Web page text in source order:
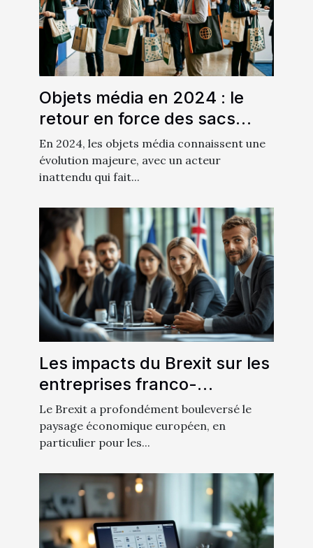
Objets média en 2024 : le
retour en force des sacs
dans la stratégie
événementielle
En 2024, les objets média connaissent une
évolution majeure, avec un acteur
inattendu qui fait...
Les impacts du Brexit sur les
entreprises franco-
britanniques
Le Brexit a profondément bouleversé le
paysage économique européen, en
particulier pour les...